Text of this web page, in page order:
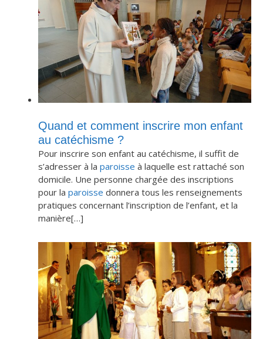
Quand et comment inscrire mon enfant
au catéchisme ?
Pour inscrire son enfant au catéchisme, il suffit de
s’adresser à la paroisse à laquelle est rattaché son
domicile. Une personne chargée des inscriptions
pour la paroisse donnera tous les renseignements
pratiques concernant l’inscription de l’enfant, et la
manière[…]